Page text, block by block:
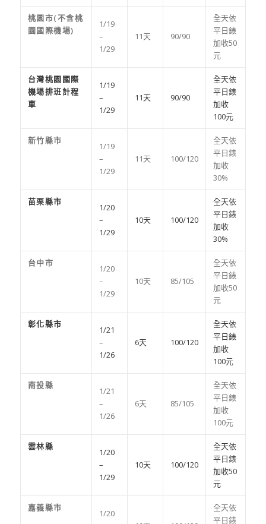
桃園市(不含桃
園國際機場)
1/19
–
1/29
11天 90/90
全天依
平日錶
加收50
元
台灣桃園國際
機場排班計程
車
1/19
–
1/29
11天 90/90
全天依
平日錶
加收
100元
新竹縣市
1/19
–
1/29
11天 100/120
全天依
平日錶
加收
30%
苗栗縣市
1/20
–
1/29
10天 100/120
全天依
平日錶
加收
30%
台中市
1/20
–
1/29
10天 85/105
全天依
平日錶
加收50
元
彰化縣市
1/21
–
1/26
6天 100/120
全天依
平日錶
加收
100元
南投縣
1/21
–
1/26
6天 85/105
全天依
平日錶
加收
100元
雲林縣
1/20
–
1/29
10天 100/120
全天依
平日錶
加收50
元
嘉義縣市
1/20
全天依
平日錶